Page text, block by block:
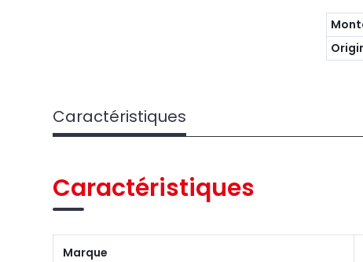
Caractéristiques
Caractéristiques
Marque